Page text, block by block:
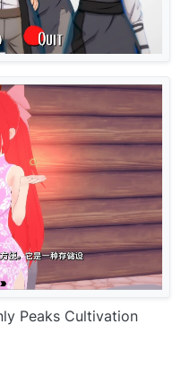
Peaks Cultivation